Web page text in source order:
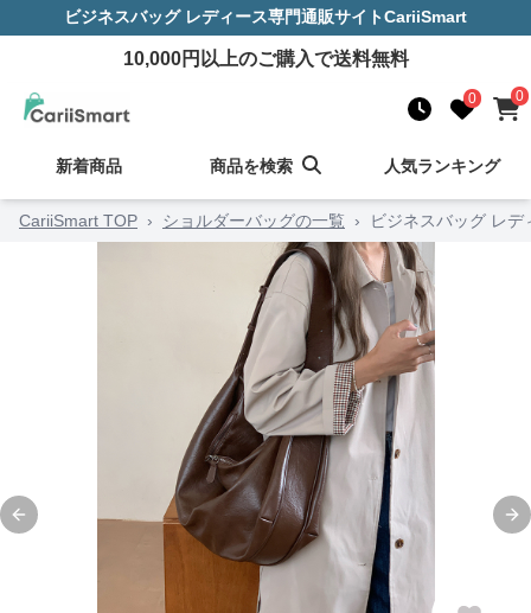
ビジネスバッグ レディース専門通販サイトCariiSmart
10,000円以上のご購入で送料無料
0 0
新着商品 商品を検索 人気ランキング
CariiSmart TOP › ショルダーバッグの一覧 › ビジネスバッグ レ
Previous slide